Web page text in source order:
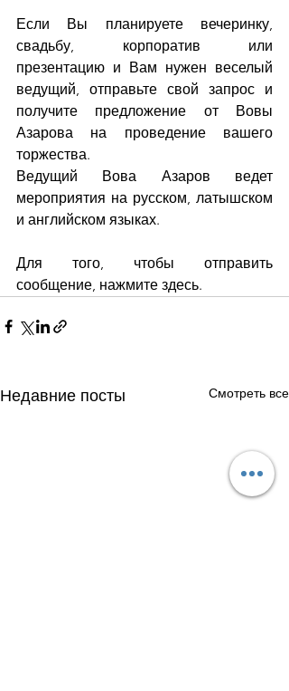
Если Вы планируете вечеринку,
свадьбу, корпоратив или
презентацию и Вам нужен веселый
ведущий, отправьте свой запрос и
получите предложение от Вовы
Азарова на проведение вашего
торжества.
Ведущий Вова Азаров ведет
мероприятия на русском, латышском
и английском языках.
Для того, чтобы отправить
сообщение, нажмите здесь.
Недавние посты Смотреть все